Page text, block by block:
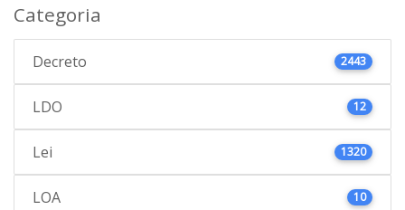
Categoria
Decreto 2443
LDO 12
Lei 1320
LOA 10